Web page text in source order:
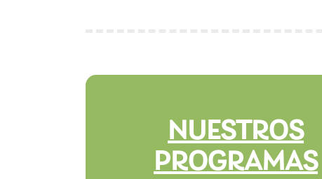
NUESTROS
PROGRAMAS